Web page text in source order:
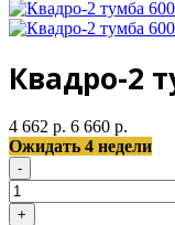
Квадро-2
4 662 р. 6 660 р.
Ожидать 4 недели